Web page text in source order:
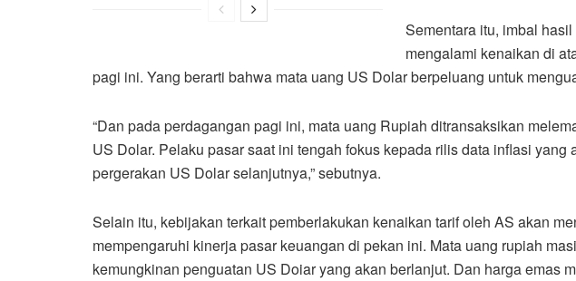
Sementara itu, imbal
mengalami kenaikan di
pagi ini. Yang berarti bahwa mata uang US Dolar berpeluang untuk
“Dan pada perdagangan pagi ini, mata uang Rupiah ditransaksikan
US Dolar. Pelaku pasar saat ini tengah fokus kepada rilis data inflasi yang
pergerakan US Dolar selanjutnya,” sebutnya.
Selain itu, kebijakan terkait pemberlakukan kenaikan tarif oleh AS akan
mempengaruhi kinerja pasar keuangan di pekan ini. Mata uang rupiah
kemungkinan penguatan US Doiar yang akan berlanjut. Dan harga emas